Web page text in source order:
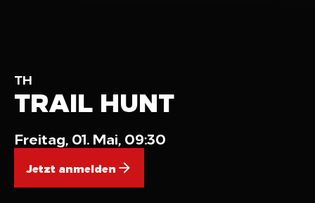
TH
TRAIL HUNT
Freitag, 01. Mai, 09:30
Jetzt anmelden